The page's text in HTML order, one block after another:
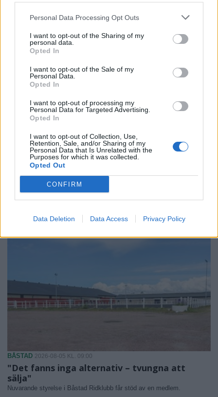
Personal Data Processing Opt Outs
I want to opt-out of the Sharing of my
personal data.
Opted In
I want to opt-out of the Sale of my
Personal Data.
Opted In
I want to opt-out of processing my
Personal Data for Targeted Advertising.
Opted In
I want to opt-out of Collection, Use,
Retention, Sale, and/or Sharing of my
Personal Data that Is Unrelated with the
Purposes for which it was collected.
Opted Out
CONFIRM
Data Deletion Data Access Privacy Policy
2026-08-06 KL. 06:00
Trots mycket folk: "Brottsligheten sticker
inte ut under sommaren"
Några misshandelsfall, narkotikabrott, några stölder och fortsatt många
bredrägerier.
BÅSTAD 2026-08-05 KL. 09:00
"Det fanns inga alternativ – tvungna att
sälja"
Nuvarande styrelse i Båstad Ridklubb får stöd av en medlem.